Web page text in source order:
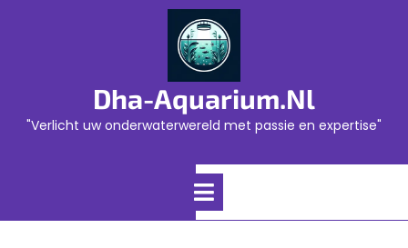
Dha-Aquarium.nl
"Verlicht uw onderwaterwereld met passie en expertise"
Open